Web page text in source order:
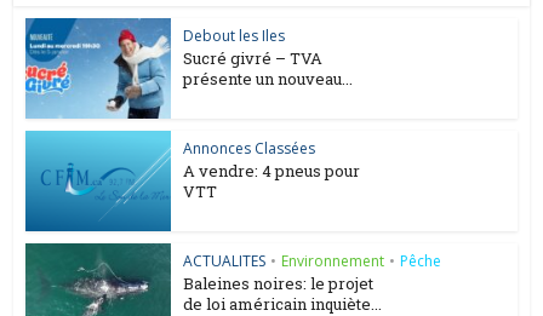
Debout les Iles
Sucré givré – TVA
présente un nouveau...
Annonces Classées
A vendre: 4 pneus pour
VTT
ACTUALITES • Environnement • Pêche
Baleines noires: le projet
de loi américain inquiète...